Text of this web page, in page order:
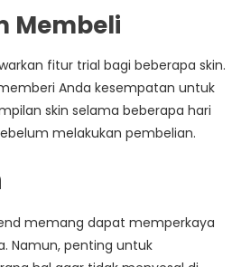
Membeli
fitur trial bagi beberapa skin.
Anda kesempatan untuk
skin selama beberapa hari
melakukan pembelian.
memang dapat memperkaya
Namun, penting untuk